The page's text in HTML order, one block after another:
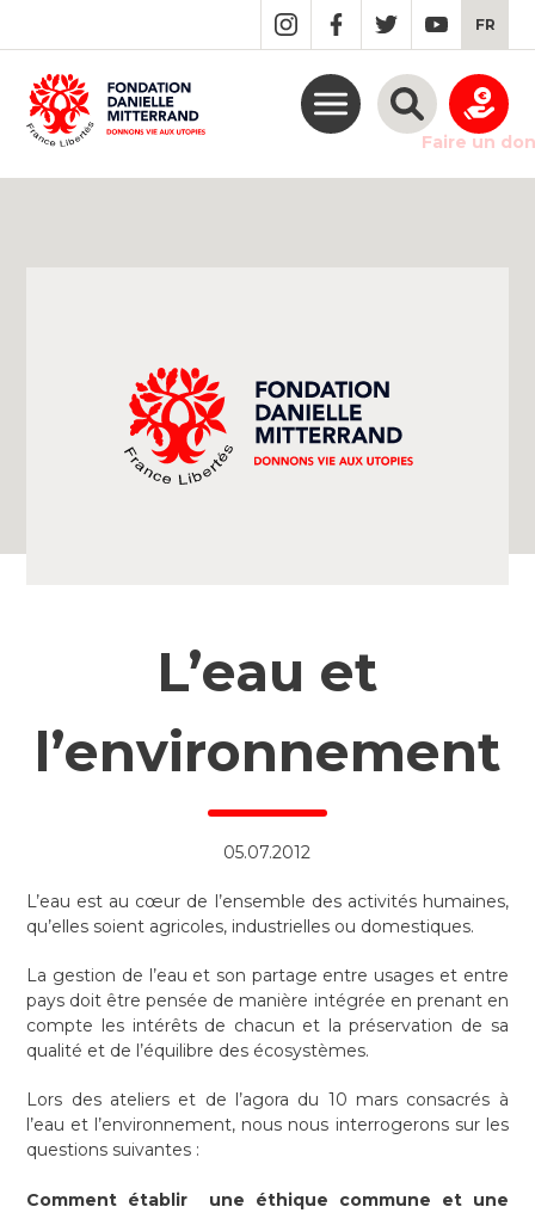
MAIN
CONTENT
FR
Faire un don
L’eau et
l’environnement
05.07.2012
L’eau est au cœur de l’ensemble des activités humaines,
qu’elles soient agricoles, industrielles ou domestiques.
La gestion de l’eau et son partage entre usages et entre
pays doit être pensée de manière intégrée en prenant en
compte les intérêts de chacun et la préservation de sa
qualité et de l’équilibre des écosystèmes.
Lors des ateliers et de l’agora du 10 mars consacrés à
l’eau et l’environnement, nous nous interrogerons sur les
questions suivantes :
Comment établir une éthique commune et une